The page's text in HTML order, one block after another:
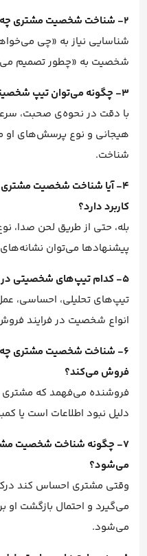
2- شناخت شخصیت مشتری چه تفاوتی با شناسایی نیاز او دارد؟
شناسایی نیاز به «چی
شخصیت به «چطور تصمیم
3- چگونه می‌توان تیپ شخصیتی مشتری را تشخیص داد؟
با دقت در نحوه‌ی صحبت،
هیجانی و نوع پرسش‌های او
شناخت.
4- آیا شناخت شخصیت مشتری
کاربرد دارد؟
بله، حتی از طریق لحن صدا،
پیشنهادها می‌توان
5- کدام تیپ‌های شخصیتی در میان مشتریان رایج‌تر هستند؟
تیپ‌های تحلیلی، احساسی،
انواع شخصیت در فرایند
6- شناخت شخصیت مشتری چه
فروش می‌کند؟
فروشنده می‌فهمد که مشتری
دلیل نبود اطلاعات است یا
7- چگونه شناخت شخصیت
می‌شود؟
وقتی مشتری احساس کند
می‌گیرد و احتمال بازگشت او
می‌شود.